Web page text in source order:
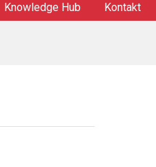
Knowledge Hub Kontakt